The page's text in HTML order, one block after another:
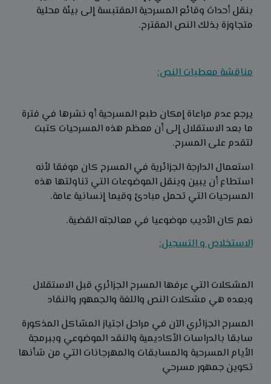
بنقل أحداث وقائع المسرحية المقتبسة إلى بيئة محلية
متجاوزة بذلك النص المقترح.
مناقشة معطيات النص:
يرجع عدم مراعاة إمكان طبع المسرحية أو نشرها في فترة
ما بعد الاستقلال إلى أن معظم هذه المسرحيات كتبت
لتقدم على المسرح.
استعمال الدارجة الجزائرية في المسرح كان موفقا لأنه
استطاع أن يبين وينقل الموضوعات التي تناولتها هذه
المسرحيات التي تحمل مبادئ وقيما إنسانية عامة.
نعم كان الأديب موضوعيا في معالجته القضية.
الاستخلاص و التسجيل:
المشكلات التي عرفها المسرح الجزائري قبل الاستقلال
وبعده هي مشكلات النص واللغة والجمهور والنقاد
المسرح الجزائري الآن في مراحل اجتياز المشاكل المذكورة
سابقا بالدراسات الأكاديمية والنقد الموضوعي وببرمجة
الأيام المسرحية والمسابقات والمهرجانات التي من شأنها
تكوين جمهور مسرحي